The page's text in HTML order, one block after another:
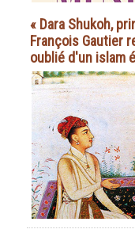
« Dara Shukoh,
François Gautier
oublié d'un islam